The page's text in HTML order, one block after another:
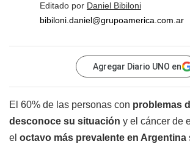
Editado por Daniel Bibiloni
bibiloni.daniel@grupoamerica.com.ar
Agregar Diario UNO en
El 60% de las personas con problemas
desconoce su situación y el cáncer de
el octavo más prevalente en Argentina